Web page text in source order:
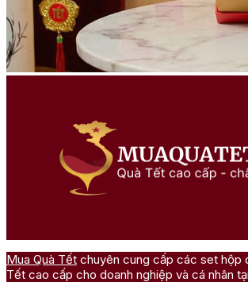
Mua Quà Tết chuyên cung cấp các set hộp
Tết cao cấp cho doanh nghiệp và cá nhân